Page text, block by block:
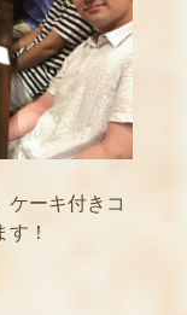
ケーキ付きコ
！